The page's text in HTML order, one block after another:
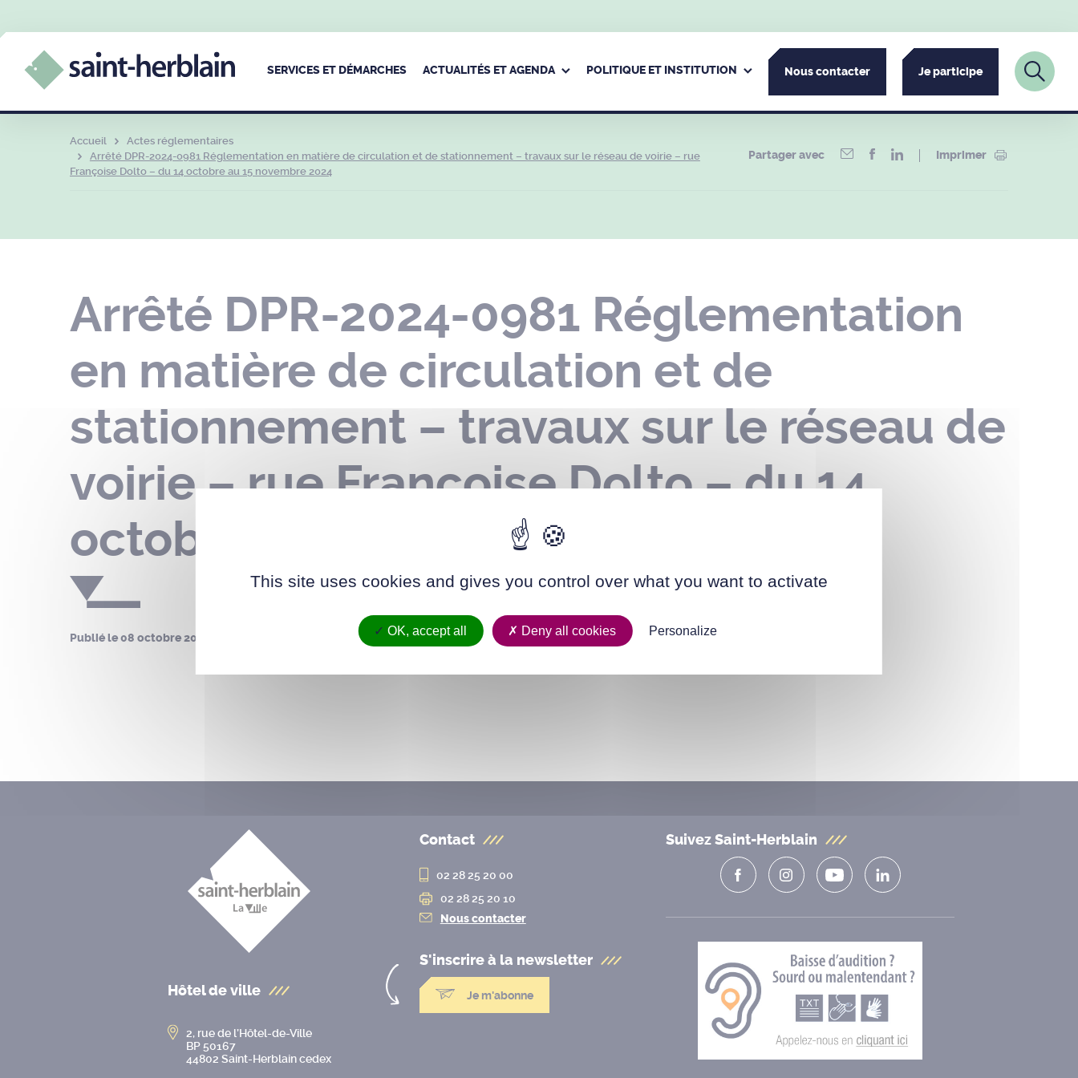
SERVICES ET DÉMARCHES ACTUALITÉS ET AGENDA POLITIQUE ET INSTITUTION Nous contacter Je participe
Accueil
Actes réglementaires
Arrêté DPR-2024-0981 Réglementation en matière de circulation et de stationnement – travaux sur le réseau de voirie – rue
Françoise Dolto – du 14 octobre au 15 novembre 2024
Partager avec Imprimer
Arrêté DPR-2024-0981 Réglementation
en matière de circulation et de
stationnement – travaux sur le réseau de
voirie – rue Françoise Dolto – du 14
octobre au 15 novembre 2024
Publié le08 octobre 2024
Hôtel de ville
2, rue de l’Hôtel-de-Ville
BP 50167
44802 Saint-Herblain cedex
Contact
02 28 25 20 00
02 28 25 20 10
Nous contacter
S'inscrire à la newsletter
Je m'abonne
Suivez Saint-Herblain
This site uses cookies and gives you control over what you want to activate
OK, accept all Deny all cookies Personalize